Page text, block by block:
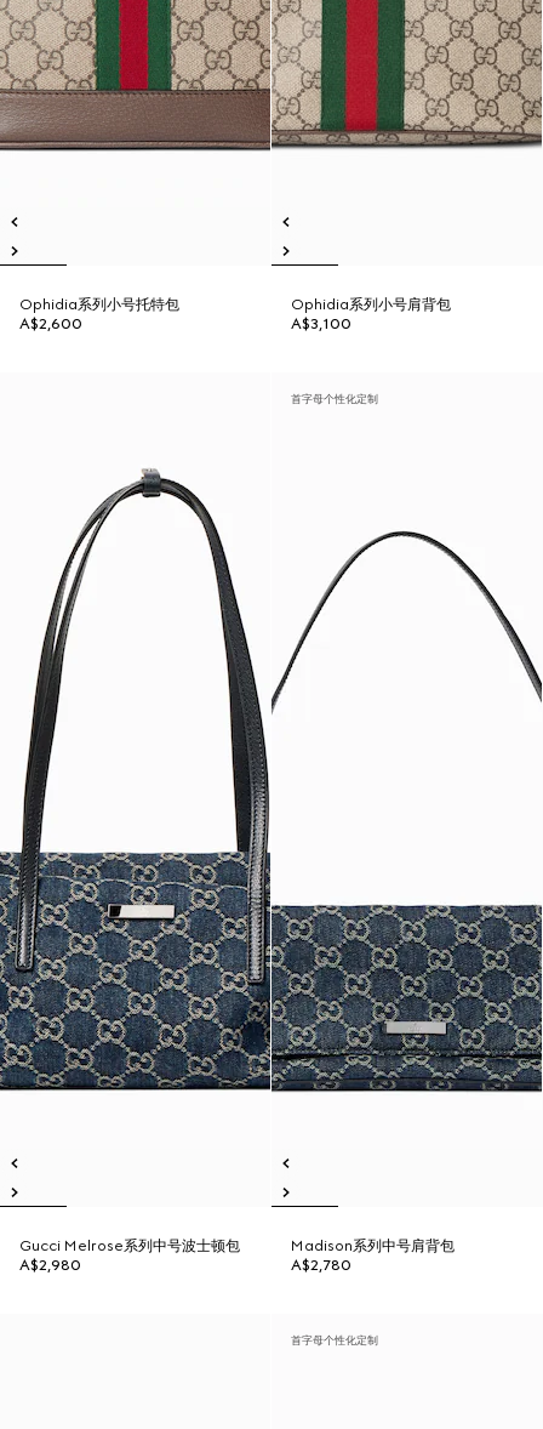
Ophidia系列小号托特包
A$2,600
Ophidia系列小号肩背包
A$3,100
Gucci Melrose系列中号波士顿包
A$2,980
首字母个性化定制
Madison系列中号肩背包
A$2,780
首字母个性化定制